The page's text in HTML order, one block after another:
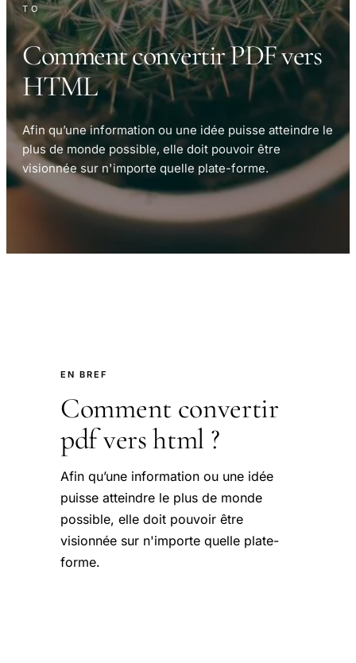
TO
Comment convertir PDF vers
HTML
Afin qu’une information ou une idée puisse atteindre le
plus de monde possible, elle doit pouvoir être
visionnée sur n'importe quelle plate-forme.
EN BREF
Comment convertir
pdf vers html ?
Afin qu’une information ou une idée
puisse atteindre le plus de monde
possible, elle doit pouvoir être
visionnée sur n'importe quelle plate-
forme.